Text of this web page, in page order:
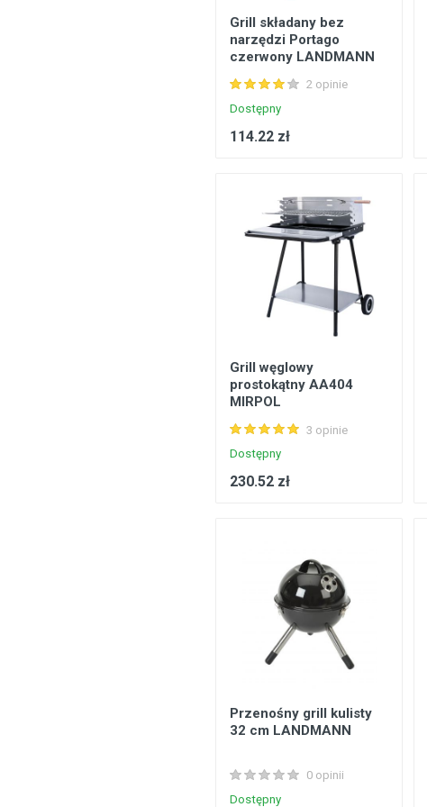
Grill składany bez
narzędzi Portago
czerwony LANDMANN
2 opinie
Dostępny
114.22 zł
Grill węglowy
prostokątny AA404
MIRPOL
3 opinie
Dostępny
230.52 zł
Przenośny grill kulisty
32 cm LANDMANN
0 opinii
Dostępny